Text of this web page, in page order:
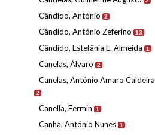
Cândido, António 2
Cândido, António Zeferino 13
Cândido, Estefânia E. Almeida 1
Canelas, Álvaro 2
Canelas, António Amaro Caldeira
2
Canella, Fermin 1
Canha, António Nunes 1